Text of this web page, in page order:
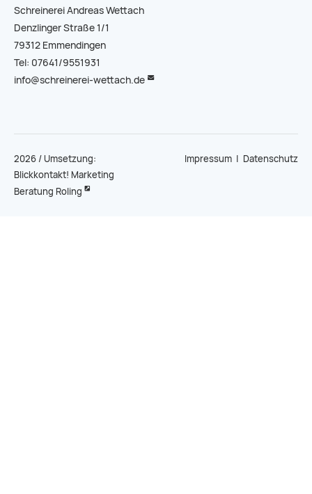
Schreinerei Andreas Wettach
Denzlinger Straße 1/1
79312 Emmendingen
Tel: 07641/9551931
info@schreinerei-wettach.de
2026 / Umsetzung:
Blickkontakt! Marketing
Beratung Roling
Impressum | Datenschutz